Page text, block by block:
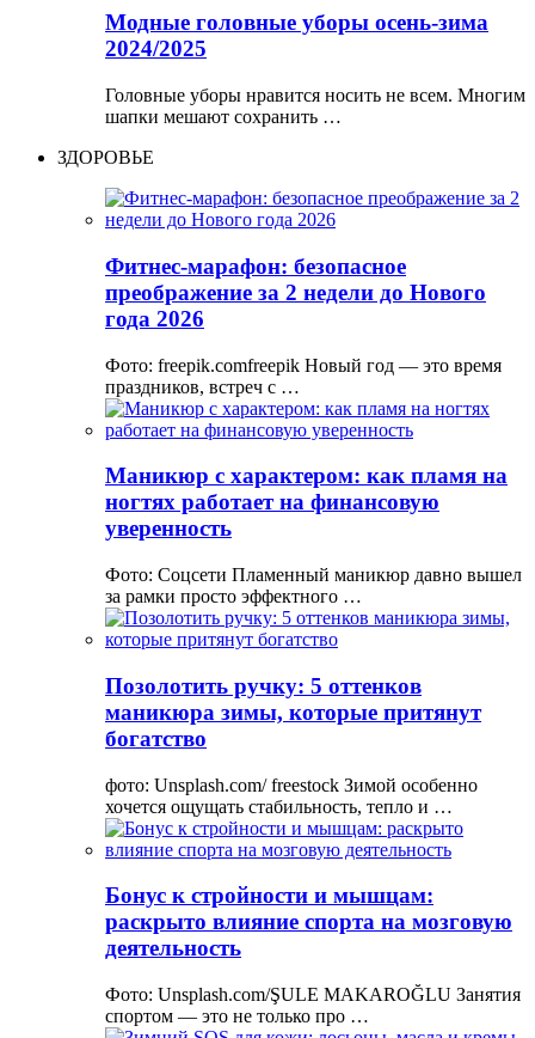
Модные головные уборы осень-зима
2024/2025
Головные уборы нравится носить не всем. Многим
шапки мешают сохранить …
ЗДОРОВЬЕ
Фитнес-марафон: безопасное
преображение за 2 недели до Нового
года 2026
Фото: freepik.comfreepik Новый год — это время
праздников, встреч с …
Маникюр с характером: как пламя на
ногтях работает на финансовую
уверенность
Фото: Соцсети Пламенный маникюр давно вышел
за рамки просто эффектного …
Позолотить ручку: 5 оттенков
маникюра зимы, которые притянут
богатство
фото: Unsplash.com/ freestock Зимой особенно
хочется ощущать стабильность, тепло и …
Бонус к стройности и мышцам:
раскрыто влияние спорта на мозговую
деятельность
Фото: Unsplash.com/ŞULE MAKAROĞLU Занятия
спортом — это не только про …